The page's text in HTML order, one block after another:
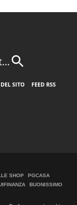
SITO
FEED RSS
SHOP
PGCASA
BUONISSIMO